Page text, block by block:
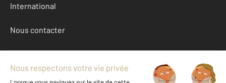
International
Nous contacter
Mentions légales & CGU et Barèmes d'honoraires